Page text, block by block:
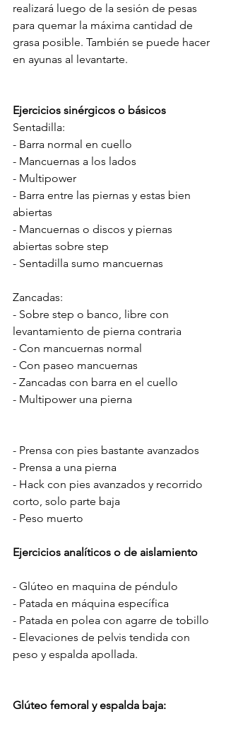
realizará luego de la sesión de pesas
para quemar la máxima cantidad de
grasa posible. También se puede hacer
en ayunas al levantarte.
Ejercicios sinérgicos o básicos
Sentadilla:
- Barra normal en cuello
- Mancuernas a los lados
- Multipower
- Barra entre las piernas y estas bien
abiertas
- Mancuernas o discos y piernas
abiertas sobre step
- Sentadilla sumo mancuernas
Zancadas:
- Sobre step o banco, libre con
levantamiento de pierna contraria
- Con mancuernas normal
- Con paseo mancuernas
- Zancadas con barra en el cuello
- Multipower una pierna
- Prensa con pies bastante avanzados
- Prensa a una pierna
- Hack con pies avanzados y recorrido
corto, solo parte baja
- Peso muerto
Ejercicios analíticos o de aislamiento
- Glúteo en maquina de péndulo
- Patada en máquina específica
- Patada en polea con agarre de tobillo
- Elevaciones de pelvis tendida con
peso y espalda apollada.
Glúteo femoral y espalda baja: